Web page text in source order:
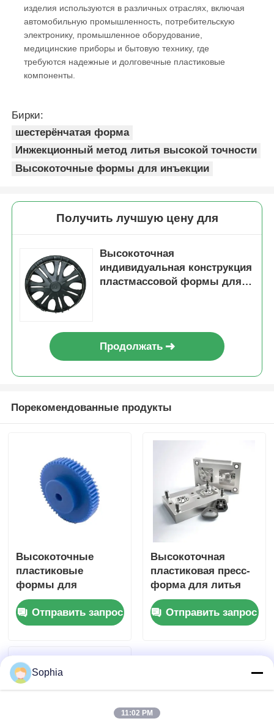
контроль качества
контактные данные
Отправить запрос
Автомобильные детали плесень
Автомобильная прессформа впрыски
двойной снятый инжекционный метод литья
Multi инжекционный метод литья полости
Литье под давлением при высокой температуре
Отвинчивание пресс-формы
Форма для бытовых приборов
Шестерня
изделия используются в различных отраслях, включая
автомобильную промышленность, потребительскую
электронику, промышленное оборудование,
медицинские приборы и бытовую технику, где
требуются надежные и долговечные пластиковые
компоненты.
Бирки:
шестерёнчатая форма
Инжекционный метод литья высокой точности
Высокоточные формы для инъекции
Получить лучшую цену для
Высокоточная
индивидуальная конструкция
пластмассовой формы для
Продолжать
Порекомендованные продукты
Высокоточные
пластиковые
формы для
инжекционных
формОтправить запрос
Высокоточная
пластиковая пресс-
форма для литья
под давлением
шестеренок
Отправить запрос
Sophia
11:02 PM